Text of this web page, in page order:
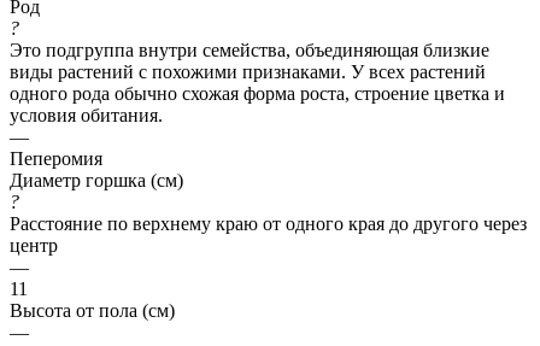
Род
?
Это подгруппа внутри семейства, объединяющая близкие
виды растений с похожими признаками. У всех растений
одного рода обычно схожая форма роста, строение цветка и
условия обитания.
—
Пеперомия
Диаметр горшка (см)
?
Расстояние по верхнему краю от одного края до другого через
центр
—
11
Высота от пола (см)
—